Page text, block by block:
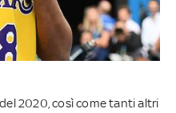
2020, così come tanti altri